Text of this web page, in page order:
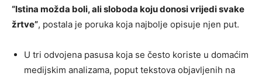
“Istina možda boli, ali sloboda koju donosi vrijedi svake
žrtve”, postala je poruka koja najbolje opisuje njen put.
U tri odvojena pasusa koja se često koriste u domaćim
medijskim analizama, poput tekstova objavljenih na